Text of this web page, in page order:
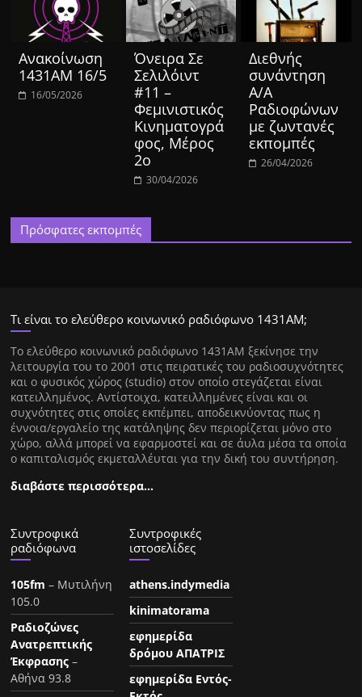
Ανακοίνωση
1431ΑΜ 16/5
16/05/2026
Όνειρα Σε
Σελιλόιντ
#11 –
Φεμινιστικός
Κινηματογρά
φος, Μέρος
2ο
30/04/2026
Διεθνής
συνάντηση
Α/Α
Ραδιοφώνων
με ζωντανές
εκπομπές
26/04/2026
Πρόσφατες εκπομπές
Τι είναι το ελεύθερο κοινωνικό ραδιόφωνο 1431ΑΜ;
Tο ελεύθερο κοινωνικό ραδιόφωνο 1431AM ξεκίνησε την
λειτουργία του το 2001 στις πειρατικές του ραδιοσυχνότητες
και ο φυσικός χώρος (studio) στον οποίο στεγάζεται είναι
κατειλλημένος. Αντίστοιχα, κατειλλημένες είναι και οι
συχνότητες στις οποίες εκπέμπει, αποδεικνύοντας πως η
έννοια/εργαλείο της κατάληψης δεν περιορίζεται μόνο στο
χώρο, αλλά μπορεί να εφαρμοστεί και σε άυλα μέσα τα οποία
ο καπιταλισμός εκμεταλλέυται για την δική του συντήρηση.
διαβάστε περισσότερα…
Συντροφικά
ραδιόφωνα
105fm – Μυτιλήνη
105.0
Ραδιοζώνες
Ανατρεπτικής
Έκφρασης –
Αθήνα 93.8
Συντροφικές
ιστοσελίδες
athens.indymedia
kinimatorama
εφημερίδα
δρόμου ΑΠΑΤΡΙΣ
εφημερίδα Εντός-